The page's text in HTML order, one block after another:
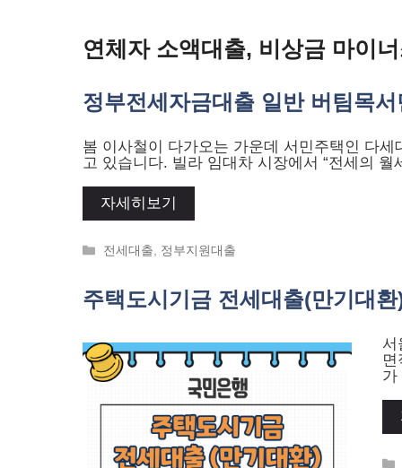
연체자 소액대출, 비상금 마이
정부전세자금대출 일반 버팀목
봄 이사철이 다가오는 가운데 서민주택인 다
고 있습니다. 빌라 임대차 시장에서 “전세의
자세히보기
Categories
전세대출, 정부지원대출
주택도시기금 전세대출(만기대
서
가